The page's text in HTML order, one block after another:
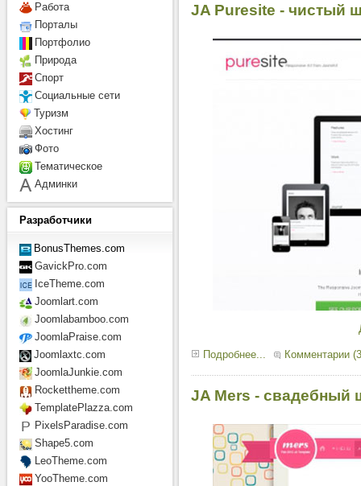
JA Puresite - чистый
Подробнее... Комментарии
JA Mers - свадебный
Работа
Порталы
Портфолио
Природа
Спорт
Социальные сети
Туризм
Хостинг
Фото
Тематическое
Админки
Разработчики
BonusThemes.com
GavickPro.com
IceTheme.com
Joomlart.com
Joomlabamboo.com
JoomlaPraise.com
Joomlaxtc.com
JoomlaJunkie.com
Rockettheme.com
TemplatePlazza.com
PixelsParadise.com
Shape5.com
LeoTheme.com
YooTheme.com